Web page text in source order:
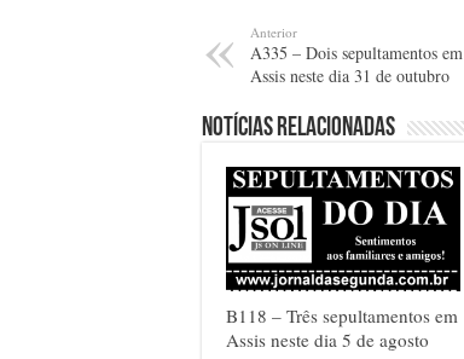
Anterior
A335 – Dois sepultamentos em
Assis neste dia 31 de outubro
Notícias relacionadas
B118 – Três sepultamentos em
Assis neste dia 5 de agosto